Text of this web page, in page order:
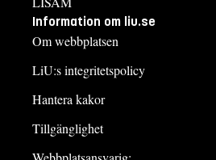
Information om liu.se
Om webbplatsen
LiU:s integritetspolicy
Hantera kakor
Tillgänglighet